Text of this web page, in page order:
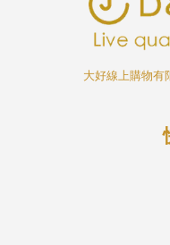
大好線上購物有